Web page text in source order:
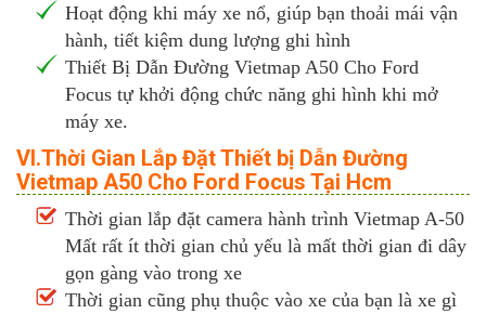
Hoạt động khi máy xe nổ, giúp bạn thoải mái vận
hành, tiết kiệm dung lượng ghi hình
Thiết Bị Dẫn Đường Vietmap A50 Cho Ford
Focus tự khởi động chức năng ghi hình khi mở
máy xe.
VI.Thời Gian Lắp Đặt Thiết bị Dẫn Đường
Vietmap A50 Cho Ford Focus Tại Hcm
Thời gian lắp đặt camera hành trình Vietmap A-50
Mất rất ít thời gian chủ yếu là mất thời gian đi dây
gọn gàng vào trong xe
Thời gian cũng phụ thuộc vào xe của bạn là xe gì